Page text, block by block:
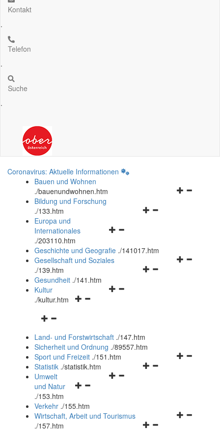
Kontakt
.
Telefon
.
Suche
.
Coronavirus: Aktuelle Informationen
Bauen und Wohnen
./bauenundwohnen.htm
Navigationsmenü
Bildung und Forschung
./133.htm
Navigationsmenü
und
schließen
Europa und
Internationales
./203110.htm
Geschichte und Geografie ./141017.htm
Navigationsmenü
Gesellschaft und Soziales
./139.htm
Navigationsmenü
Gesundheit ./141.htm
Navigationsmenü
Kultur
./kultur.htm
Navigationsmenü
und
schließen
Land- und Forstwirtschaft ./147.htm
Sicherheit und Ordnung ./89557.htm
Navigationsmenü
Sport und Freizeit ./151.htm
Navigationsmenü
Statistik ./statistik.htm
Navigationsmenü
und
schließen
Umwelt
und Natur
./153.htm
Verkehr ./155.htm
Navigationsmenü
Wirtschaft, Arbeit und Tourismus
./157.htm